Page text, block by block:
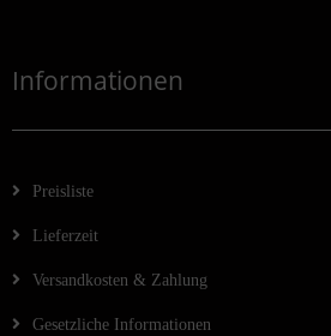
Informationen
Preisliste
Lieferzeit
Versandkosten & Zahlung
Gesetzliche Informationen